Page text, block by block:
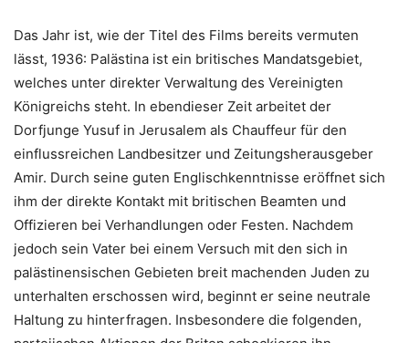
Das Jahr ist, wie der Titel des Films bereits vermuten
lässt, 1936: Palästina ist ein britisches Mandatsgebiet,
welches unter direkter Verwaltung des Vereinigten
Königreichs steht. In ebendieser Zeit arbeitet der
Dorfjunge Yusuf in Jerusalem als Chauffeur für den
einflussreichen Landbesitzer und Zeitungsherausgeber
Amir. Durch seine guten Englischkenntnisse eröffnet sich
ihm der direkte Kontakt mit britischen Beamten und
Offizieren bei Verhandlungen oder Festen. Nachdem
jedoch sein Vater bei einem Versuch mit den sich in
palästinensischen Gebieten breit machenden Juden zu
unterhalten erschossen wird, beginnt er seine neutrale
Haltung zu hinterfragen. Insbesondere die folgenden,